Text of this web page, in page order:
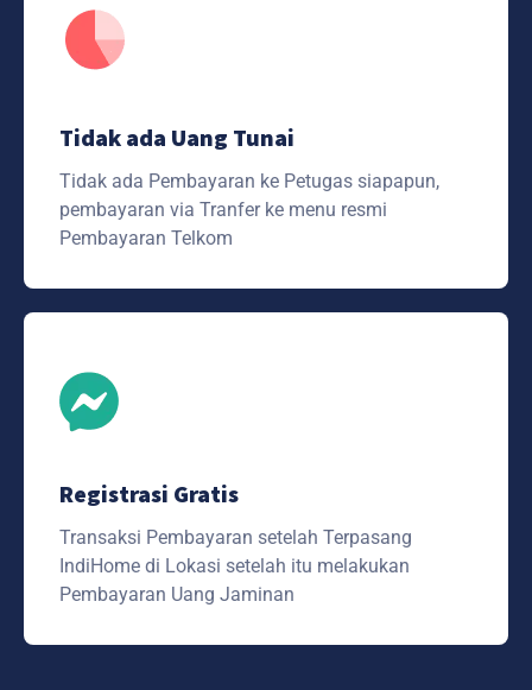
Tidak ada Uang Tunai
Tidak ada Pembayaran ke Petugas siapapun,
pembayaran via Tranfer ke menu resmi
Pembayaran Telkom
Registrasi Gratis
Transaksi Pembayaran setelah Terpasang
IndiHome di Lokasi setelah itu melakukan
Pembayaran Uang Jaminan